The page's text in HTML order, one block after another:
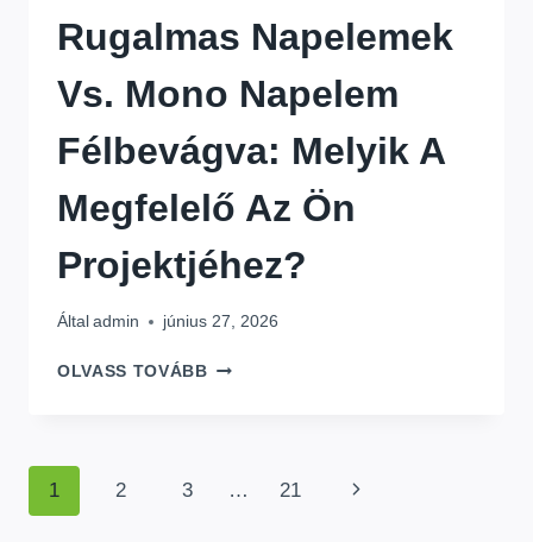
Rugalmas Napelemek
Vs. Mono Napelem
Félbevágva: Melyik A
Megfelelő Az Ön
Projektjéhez?
Által admin június 27, 2026
OLVASS TOVÁBB RUGALMAS
FÉLBEVÁGVA:
Oldalnavigáció
1 2 3 … 21
Következő